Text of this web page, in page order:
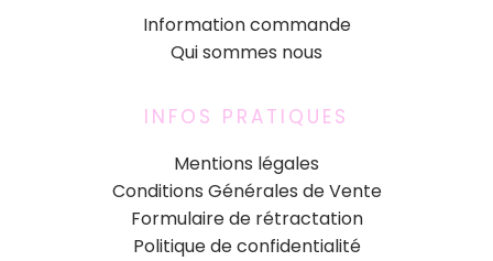
Information commande
Qui sommes nous
INFOS PRATIQUES
Mentions légales
Conditions Générales de Vente
Formulaire de rétractation
Politique de confidentialité